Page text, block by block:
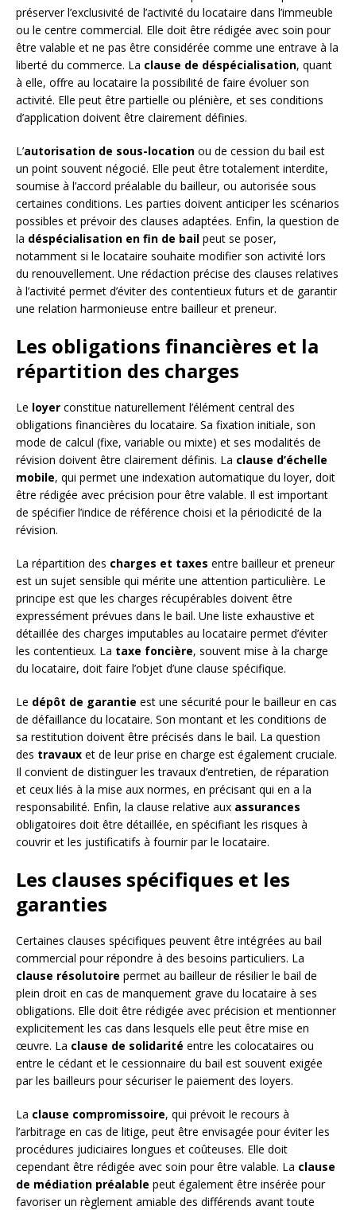
préserver l’exclusivité de l’activité du locataire dans l’immeuble
ou le centre commercial. Elle doit être rédigée avec soin pour
être valable et ne pas être considérée comme une entrave à la
liberté du commerce. La clause de déspécialisation, quant
à elle, offre au locataire la possibilité de faire évoluer son
activité. Elle peut être partielle ou plénière, et ses conditions
d’application doivent être clairement définies.
L’autorisation de sous-location ou de cession du bail est
un point souvent négocié. Elle peut être totalement interdite,
soumise à l’accord préalable du bailleur, ou autorisée sous
certaines conditions. Les parties doivent anticiper les scénarios
possibles et prévoir des clauses adaptées. Enfin, la question de
la déspécialisation en fin de bail peut se poser,
notamment si le locataire souhaite modifier son activité lors
du renouvellement. Une rédaction précise des clauses relatives
à l’activité permet d’éviter des contentieux futurs et de garantir
une relation harmonieuse entre bailleur et preneur.
Les obligations financières et la
répartition des charges
Le loyer constitue naturellement l’élément central des
obligations financières du locataire. Sa fixation initiale, son
mode de calcul (fixe, variable ou mixte) et ses modalités de
révision doivent être clairement définis. La clause d’échelle
mobile, qui permet une indexation automatique du loyer, doit
être rédigée avec précision pour être valable. Il est important
de spécifier l’indice de référence choisi et la périodicité de la
révision.
La répartition des charges et taxes entre bailleur et preneur
est un sujet sensible qui mérite une attention particulière. Le
principe est que les charges récupérables doivent être
expressément prévues dans le bail. Une liste exhaustive et
détaillée des charges imputables au locataire permet d’éviter
les contentieux. La taxe foncière, souvent mise à la charge
du locataire, doit faire l’objet d’une clause spécifique.
Le dépôt de garantie est une sécurité pour le bailleur en cas
de défaillance du locataire. Son montant et les conditions de
sa restitution doivent être précisés dans le bail. La question
des travaux et de leur prise en charge est également cruciale.
Il convient de distinguer les travaux d’entretien, de réparation
et ceux liés à la mise aux normes, en précisant qui en a la
responsabilité. Enfin, la clause relative aux assurances
obligatoires doit être détaillée, en spécifiant les risques à
couvrir et les justificatifs à fournir par le locataire.
Les clauses spécifiques et les
garanties
Certaines clauses spécifiques peuvent être intégrées au bail
commercial pour répondre à des besoins particuliers. La
clause résolutoire permet au bailleur de résilier le bail de
plein droit en cas de manquement grave du locataire à ses
obligations. Elle doit être rédigée avec précision et mentionner
explicitement les cas dans lesquels elle peut être mise en
œuvre. La clause de solidarité entre les colocataires ou
entre le cédant et le cessionnaire du bail est souvent exigée
par les bailleurs pour sécuriser le paiement des loyers.
La clause compromissoire, qui prévoit le recours à
l’arbitrage en cas de litige, peut être envisagée pour éviter les
procédures judiciaires longues et coûteuses. Elle doit
cependant être rédigée avec soin pour être valable. La clause
de médiation préalable peut également être insérée pour
favoriser un règlement amiable des différends avant toute